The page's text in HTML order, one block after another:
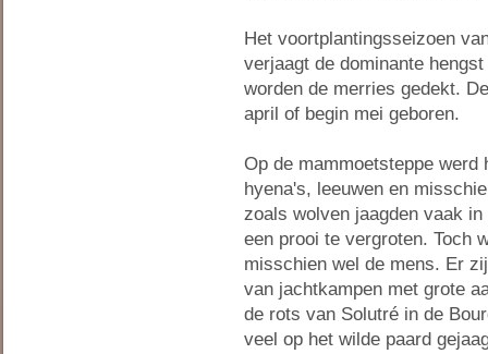
Het voortplantingsseizoen
verjaagt de dominante
worden de merries gedekt.
april of begin mei geboren.
Op de mammoetsteppe werd
hyena's, leeuwen en
zoals wolven jaagden vaak
een prooi te vergroten. Toch
misschien wel de mens. Er
van jachtkampen met grote
de rots van Solutré in de
veel op het wilde paard